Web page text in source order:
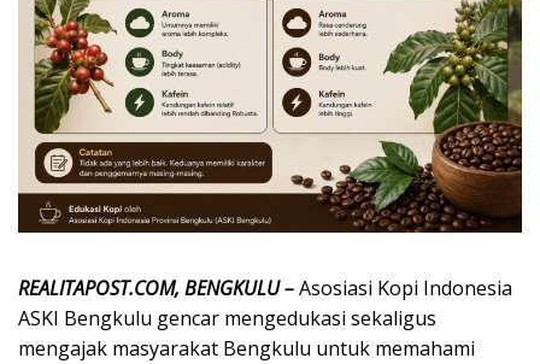
REALITAPOST.COM, BENGKULU –Asosiasi Kopi Indonesia
ASKI Bengkulu gencar mengedukasi sekaligus
mengajak masyarakat Bengkulu untuk memahami